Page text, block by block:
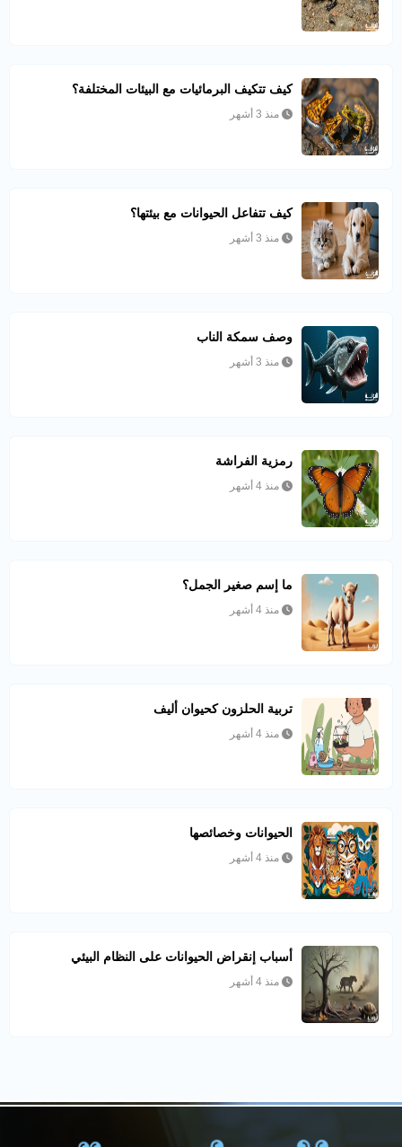
كيف تتكيف البرمائيات مع البيئات المختلفة؟
منذ 3 أشهر
كيف تتفاعل الحيوانات مع بيئتها؟
منذ 3 أشهر
وصف سمكة الناب
منذ 3 أشهر
رمزية الفراشة
منذ 4 أشهر
ما إسم صغير الجمل؟
منذ 4 أشهر
تربية الحلزون كحيوان أليف
منذ 4 أشهر
الحيوانات وخصائصها
منذ 4 أشهر
أسباب إنقراض الحيوانات على النظام البيئي
منذ 4 أشهر